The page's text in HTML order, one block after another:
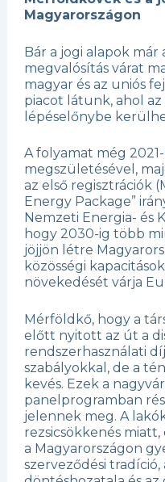
Magyarországon
Bár a jogi alapok
megvalósítás várat
magyar és az uniós
piacot látunk, ahol
lépéselőnybe
A folyamat még
megszületésével,
az első regisztrációk
Energy Package”
Nemzeti Energia- és
hogy 2030-ig több
jöjjön létre
közösségi
növekedését várja
Mérföldkő, hogy a
előtt nyitott az út a
rendszerhasználati
szabályokkal, de a
kevés. Ezek a
panelprogramban
jelennek meg. A
rezsicsökkenés
a Magyarországon
szerveződési